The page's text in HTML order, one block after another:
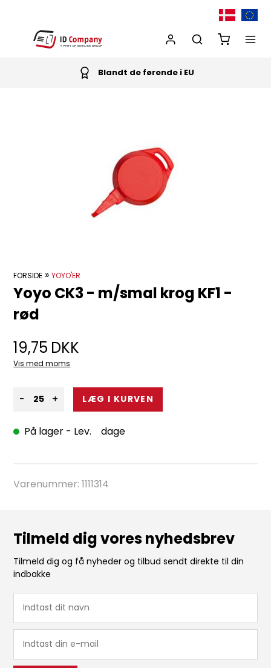
Blandt de førende i EU
FORSIDE »YOYO'ER
Yoyo CK3 - m/smal krog KF1 -
rød
19,75 DKK
Vis med moms
- +
På lager - Lev. dage
Varenummer:1111314
Tilmeld dig vores nyhedsbrev
Tilmeld dig og få nyheder og tilbud sendt direkte til din
indbakke